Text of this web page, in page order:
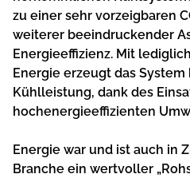
zu einer sehr vorzeigbaren
weiterer beeindruckender
Energieeffizienz. Mit
Energie erzeugt das System
Kühlleistung, dank des
hochenergieeffizienten
Energie war und ist auch in
Branche ein wertvoller